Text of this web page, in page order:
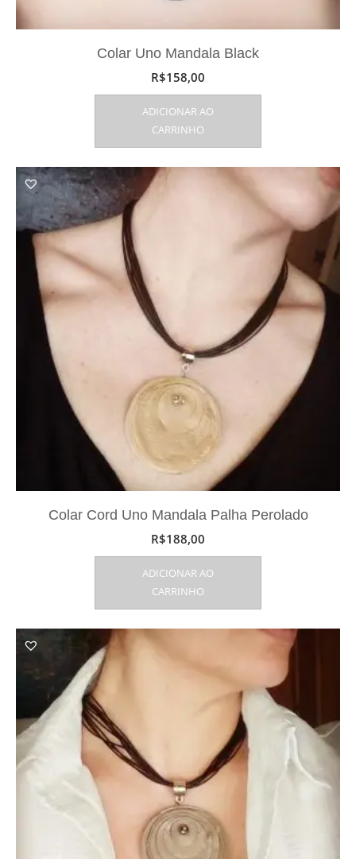
Colar Uno Mandala Black
R$158,00
ADICIONAR AO
CARRINHO
Colar Cord Uno Mandala Palha Perolado
R$188,00
ADICIONAR AO
CARRINHO